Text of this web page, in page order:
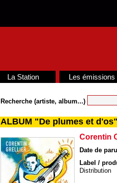
La Station Les émissions
Recherche (artiste, album...)
ALBUM "De plumes et d'os"
Corentin
Date de
Label /
Distribution